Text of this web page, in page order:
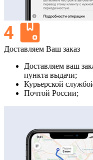
Доставляем Ваш заказ
Доставляем ваш
пункта выдачи;
Курьерской
Почтой России;